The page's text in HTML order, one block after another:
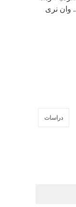
وان نرى
دراسات